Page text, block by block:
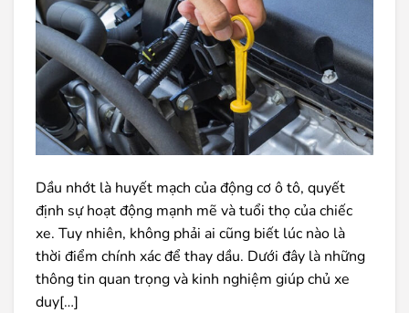
Dầu nhớt là huyết mạch của động cơ ô tô, quyết
định sự hoạt động mạnh mẽ và tuổi thọ của chiếc
xe. Tuy nhiên, không phải ai cũng biết lúc nào là
thời điểm chính xác để thay dầu. Dưới đây là những
thông tin quan trọng và kinh nghiệm giúp chủ xe
duy[…]